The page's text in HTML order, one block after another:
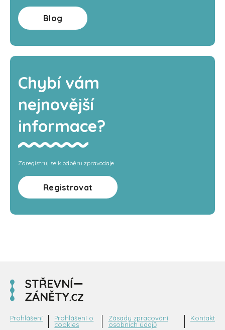
Blog
Chybí vám
nejnovější
informace?
Zaregistruj se k odběru zpravodaje
Registrovat
Prohlášení
Prohlášení o
cookies
Zásady zpracování
osobních údajů
Kontakt